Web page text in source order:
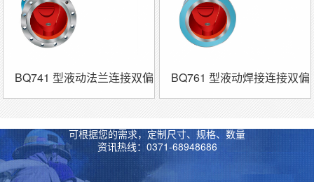
BQ741 型液动法兰连接双偏
心半球阀
BQ761 型液动焊接连接双偏
心半球阀
可根据您的需求，定制尺寸、规格、数量
资讯热线：0371-68948686